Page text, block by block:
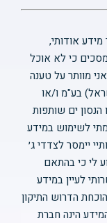
אודותי,
כי לא אוכל
מוותר על טענה
בע"מ ו/או
ים שותפות
לשימוש במידע
יימסר לצדדי ג׳
לי כי בהתאם
לעיין במידע
הדרוש התיקון
הינה חברת